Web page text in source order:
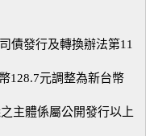
債發行及轉換辦法第11
128.7元調整為新台幣
主體係屬公開發行以上